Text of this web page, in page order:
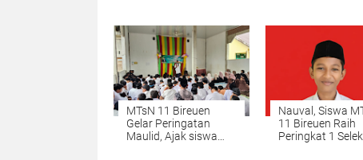
Sportivitas
Tingkat Nasional
MTsN 11 Bireuen
Gelar Peringatan
Maulid, Ajak siswa
Nauval, Siswa
11 Bireuen Raih
Peringkat 1